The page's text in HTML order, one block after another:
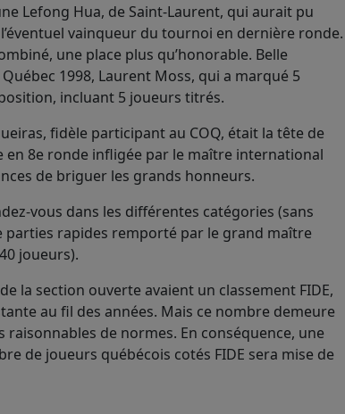
Lefong Hua, de Saint-Laurent, qui aurait pu
vainqueur du tournoi en dernière ronde.
une place plus qu’honorable. Belle
1998, Laurent Moss, qui a marqué 5
incluant 5 joueurs titrés.
fidèle participant au COQ, était la tête de
en 8e ronde infligée par le maître international
de briguer les grands honneurs.
vous dans les différentes catégories (sans
rapides remporté par le grand maître
joueurs).
la section ouverte avaient un classement FIDE,
au fil des années. Mais ce nombre demeure
de normes. En conséquence, une
de joueurs québécois cotés FIDE sera mise de